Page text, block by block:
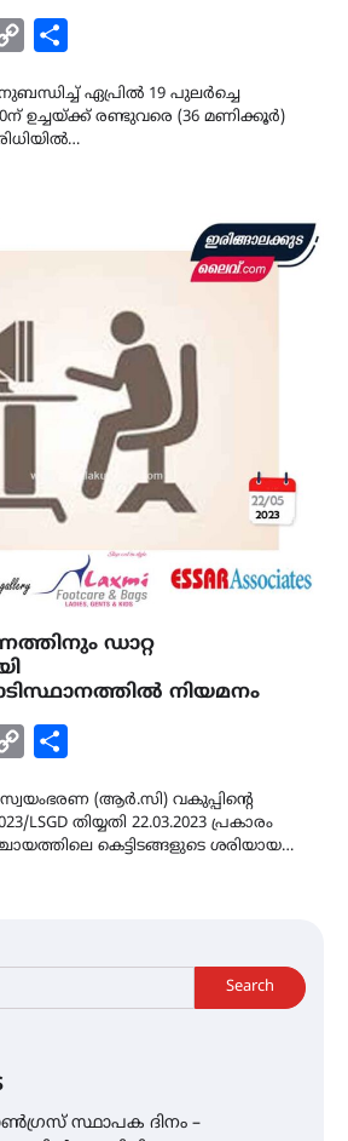
Copy
ഏപ്രില്‍ 19 പുലര്‍ച്ചെ
ഉച്ചയ്ക്ക് രണ്ടുവരെ (36 മണിക്കൂര്‍)
ഡാറ്റ
നിയമനം
Copy
(ആര്‍.സി) വകുപ്പിന്‍റെ
LSGD തിയ്യതി 22.03.2023 പ്രകാരം
കെട്ടിടങ്ങളുടെ ശരിയായ…
Search
സ്ഥാപക ദിനം –